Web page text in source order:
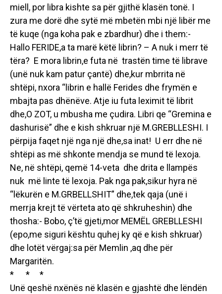
miell, por libra kishte sa për gjithë klasën tonë. I
zura me dorë dhe sytë më mbetën mbi një libër me
të kuqe (nga koha pak e zbardhur) dhe i them:-
Hallo FERIDE,a ta marë këtë librin? – A nuk i merr të
tëra? E mora librin,e futa në trastën time të librave
(unë nuk kam patur çantë) dhe,kur mbrrita në
shtëpi, nxora “librin e hallë Ferides dhe frymën e
mbajta pas dhënëve. Atje iu futa leximit të librit
dhe,O ZOT, u mbusha me çudira. Libri qe “Gremina e
dashurisë” dhe e kish shkruar një M.GREBLLESHI. I
përpija faqet një nga një dhe,sa inat! U err dhe në
shtëpi as më shkonte mendja se mund të lexoja.
Ne, në shtëpi, qemë 14-veta dhe drita e llampës
nuk më linte të lexoja. Pak nga pak,sikur hyra në
“lëkurën e M.GRBELLSHIT” dhe,tek qaja (unë i
merrja krejt të vërteta ato që shkruheshin) dhe
thosha:- Bobo, ç’të gjeti,mor MEMËL GREBLLESHI
(epo,me siguri kështu quhej ky që e kish shkruar)
dhe lotët vërgaj:sa për Memlin ,aq dhe për
Margaritën.
* * *
Unë qeshë nxënës në klasën e gjashtë dhe lëndën